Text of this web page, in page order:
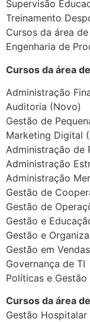
Supervisão
Treinamento
Cursos da área
Engenharia de
Cursos da área
Administração
Auditoria (Novo)
Gestão de
Marketing Digital
Administração de
Administração
Administração
Gestão de
Gestão de
Gestão e
Gestão e
Gestão em Vendas
Governança de TI
Políticas e
Cursos da área
Gestão Hospitalar